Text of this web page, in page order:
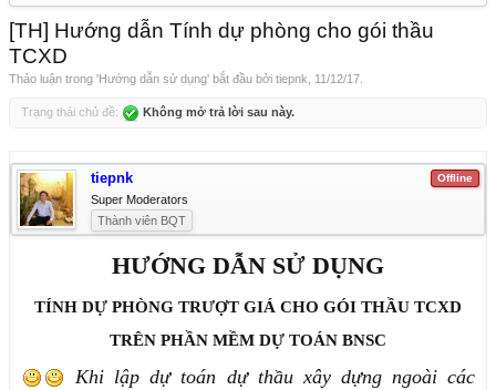
[TH] Hướng dẫn Tính dự phòng cho gói thầu
TCXD
Thảo luận trong 'Hướng dẫn sử dụng' bắt đầu bởi tiepnk 11/12/17
Trạng thái chủ đề: Không mở trả lời sau này.
Offline
tiepnk
Super Moderators
Thành viên BQT
HƯỚNG DẪN SỬ DỤNG
TÍNH DỰ PHÒNG TRƯỢT GIÁ CHO GÓI THẦU TCXD
TRÊN PHẦN MỀM DỰ TOÁN BNSC
Khi lập dự toán dự thầu xây dựng ngoài các